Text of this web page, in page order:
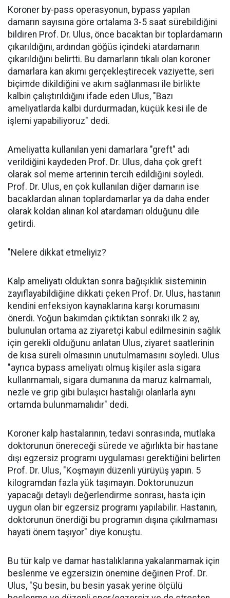
Koroner by-pass operasyonun, bypass yapılan
damarın sayısına göre ortalama 3-5 saat sürebildiğini
bildiren Prof. Dr. Ulus, önce bacaktan bir toplardamarın
çıkarıldığını, ardından göğüs içindeki atardamarın
çıkarıldığını belirtti. Bu damarların tıkalı olan koroner
damarlara kan akımı gerçekleştirecek vaziyette, seri
biçimde dikildiğini ve akım sağlanması ile birlikte
kalbin çalıştırıldığını ifade eden Ulus, "Bazı
ameliyatlarda kalbi durdurmadan, küçük kesi ile de
işlemi yapabiliyoruz" dedi.
Ameliyatta kullanılan yeni damarlara "greft" adı
verildiğini kaydeden Prof. Dr. Ulus, daha çok greft
olarak sol meme arterinin tercih edildiğini söyledi.
Prof. Dr. Ulus, en çok kullanılan diğer damarın ise
bacaklardan alınan toplardamarlar ya da daha ender
olarak koldan alınan kol atardamarı olduğunu dile
getirdi.
"Nelere dikkat etmeliyiz?
Kalp ameliyatı olduktan sonra bağışıklık sisteminin
zayıflayabildiğine dikkati çeken Prof. Dr. Ulus, hastanın
kendini enfeksiyon kaynaklarına karşı korumasını
önerdi. Yoğun bakımdan çıktıktan sonraki ilk 2 ay,
bulunulan ortama az ziyaretçi kabul edilmesinin sağlık
için gerekli olduğunu anlatan Ulus, ziyaret saatlerinin
de kısa süreli olmasının unutulmamasını söyledi. Ulus
"ayrıca bypass ameliyatı olmuş kişiler asla sigara
kullanmamalı, sigara dumanına da maruz kalmamalı,
nezle ve grip gibi bulaşıcı hastalığı olanlarla aynı
ortamda bulunmamalıdır" dedi.
Koroner kalp hastalarının, tedavi sonrasında, mutlaka
doktorunun önereceği sürede ve ağırlıkta bir hastane
dışı egzersiz programı uygulaması gerektiğini belirten
Prof. Dr. Ulus, "Koşmayın düzenli yürüyüş yapın. 5
kilogramdan fazla yük taşımayın. Doktorunuzun
yapacağı detaylı değerlendirme sonrası, hasta için
uygun olan bir egzersiz programı yapılabilir. Hastanın,
doktorunun önerdiği bu programın dışına çıkılmaması
hayati önem taşıyor" diye konuştu.
Bu tür kalp ve damar hastalıklarına yakalanmamak için
beslenme ve egzersizin önemine değinen Prof. Dr.
Ulus, "Şu besin, bu besin yasak yerine ölçülü